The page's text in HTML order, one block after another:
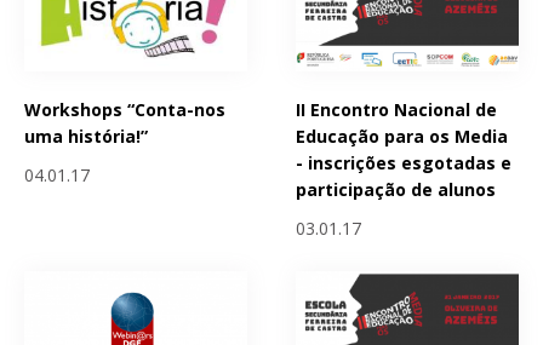
Workshops “Conta-nos
uma história!”
04.01.17
II Encontro Nacional de
Educação para os Media
- inscrições esgotadas e
participação de alunos
03.01.17